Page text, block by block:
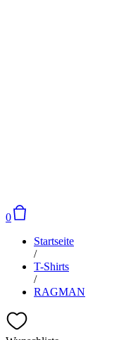
0
Startseite
/
T-Shirts
/
RAGMAN